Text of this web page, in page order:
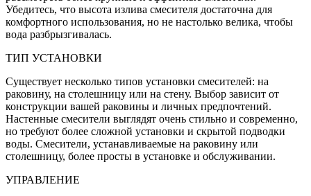
Убедитесь, что высота излива смесителя достаточна для
комфортного использования, но не настолько велика, чтобы
вода разбрызгивалась.
ТИП УСТАНОВКИ
Существует несколько типов установки смесителей: на
раковину, на столешницу или на стену. Выбор зависит от
конструкции вашей раковины и личных предпочтений.
Настенные смесители выглядят очень стильно и современно,
но требуют более сложной установки и скрытой подводки
воды. Смесители, устанавливаемые на раковину или
столешницу, более просты в установке и обслуживании.
УПРАВЛЕНИЕ